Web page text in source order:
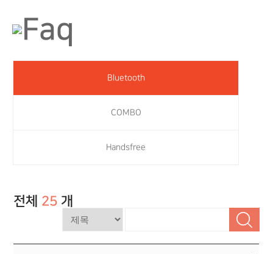
Bluetooth
COMBO
Handsfree
전체 25 개